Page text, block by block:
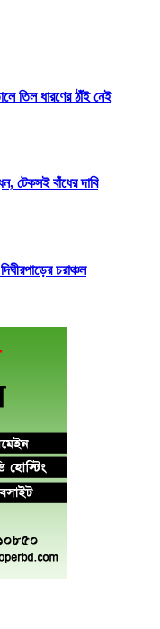
তিল ধারণের ঠাঁই নেই
টেকসই বাঁধের দাবি
চরাঞ্চল